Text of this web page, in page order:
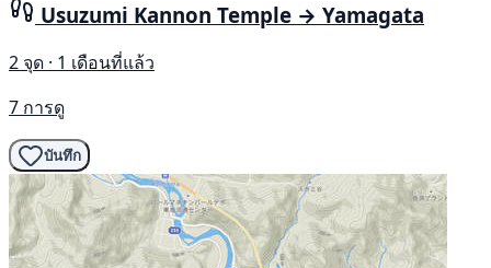
Usuzumi Kannon Temple → Yamagata
2 จุด · 1 เดือนที่แล้ว
7 การดู
บันทึก